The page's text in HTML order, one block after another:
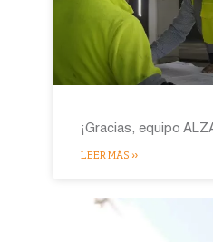
¡Gracias, equipo
LEER MÁS »